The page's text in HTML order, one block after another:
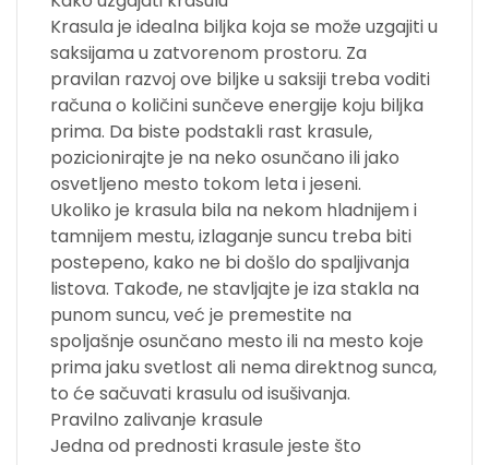
Krasula je idealna biljka koja se može uzgajiti u
saksijama u zatvorenom prostoru. Za
pravilan razvoj ove biljke u saksiji treba voditi
računa o količini sunčeve energije koju biljka
prima. Da biste podstakli rast krasule,
pozicionirajte je na neko osunčano ili jako
osvetljeno mesto tokom leta i jeseni.
Ukoliko je krasula bila na nekom hladnijem i
tamnijem mestu, izlaganje suncu treba biti
postepeno, kako ne bi došlo do spaljivanja
listova. Takođe, ne stavljajte je iza stakla na
punom suncu, već je premestite na
spoljašnje osunčano mesto ili na mesto koje
prima jaku svetlost ali nema direktnog sunca,
to će sačuvati krasulu od isušivanja.
Pravilno zalivanje krasule
Jedna od prednosti krasule jeste što